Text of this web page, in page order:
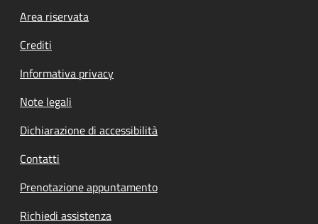
Footer menu
Area riservata
Crediti
Informativa privacy
Note legali
Dichiarazione di accessibilità
Contatti
Prenotazione appuntamento
Richiedi assistenza